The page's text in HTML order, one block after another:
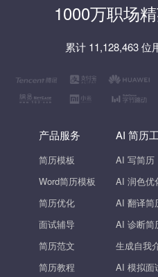
1000万职场
累计 11,128,463
产品服务
简历模板
Word简历模板
简历优化
面试辅导
简历范文
简历教程
AI 简历
AI 写简历
AI 润色优
AI 翻译简
AI 诊断简
生成自我
AI 模拟面